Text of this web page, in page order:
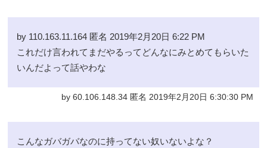
by 110.163.11.164 匿名 2019年2月20日 6:22 PM
これだけ言われてまだやるってどんなにみとめてもらいた
いんだよって話やわな
by 60.106.148.34 匿名 2019年2月20日 6:30:30 PM
こんなガバガバなのに持ってない奴いないよな？